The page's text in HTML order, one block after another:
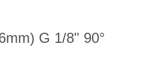
G 1/8" 90°